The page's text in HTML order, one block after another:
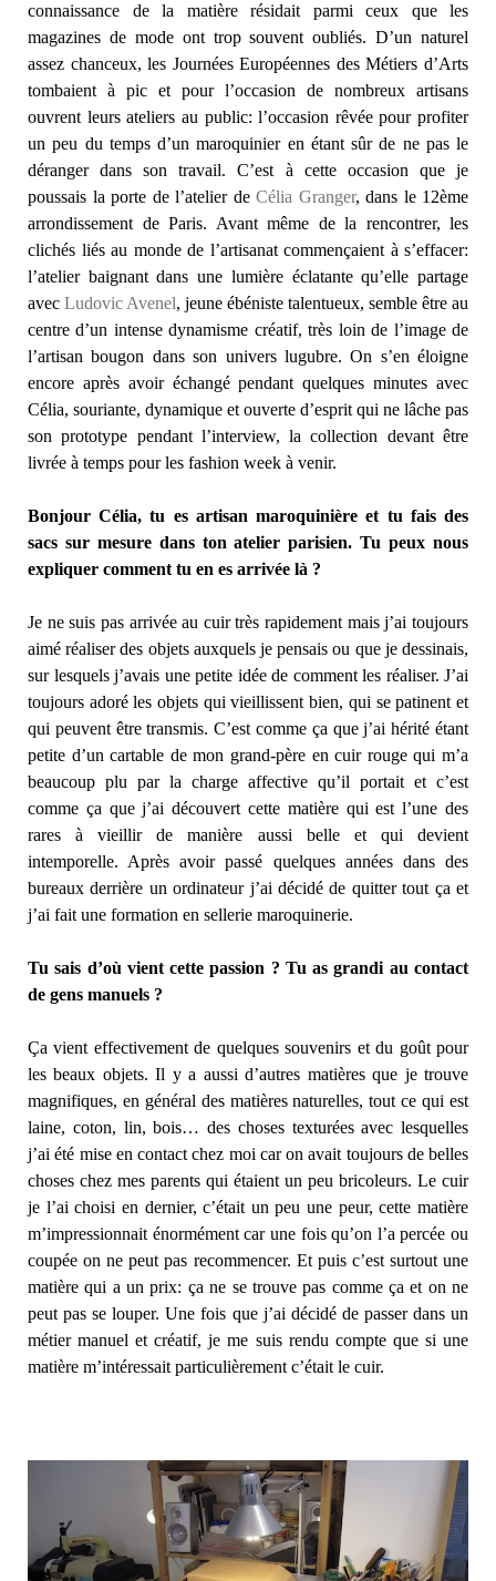
connaissance de la matière résidait parmi ceux que les
magazines de mode ont trop souvent oubliés. D’un naturel
assez chanceux, les Journées Européennes des Métiers d’Arts
tombaient à pic et pour l’occasion de nombreux artisans
ouvrent leurs ateliers au public: l’occasion rêvée pour profiter
un peu du temps d’un maroquinier en étant sûr de ne pas le
déranger dans son travail. C’est à cette occasion que je
poussais la porte de l’atelier de Célia Granger, dans le 12ème
arrondissement de Paris. Avant même de la rencontrer, les
clichés liés au monde de l’artisanat commençaient à s’effacer:
l’atelier baignant dans une lumière éclatante qu’elle partage
avec Ludovic Avenel, jeune ébéniste talentueux, semble être au
centre d’un intense dynamisme créatif, très loin de l’image de
l’artisan bougon dans son univers lugubre. On s’en éloigne
encore après avoir échangé pendant quelques minutes avec
Célia, souriante, dynamique et ouverte d’esprit qui ne lâche pas
son prototype pendant l’interview, la collection devant être
livrée à temps pour les fashion week à venir.
Bonjour Célia, tu es artisan maroquinière et tu fais des
sacs sur mesure dans ton atelier parisien. Tu peux nous
expliquer comment tu en es arrivée là ?
Je ne suis pas arrivée au cuir très rapidement mais j’ai toujours
aimé réaliser des objets auxquels je pensais ou que je dessinais,
sur lesquels j’avais une petite idée de comment les réaliser. J’ai
toujours adoré les objets qui vieillissent bien, qui se patinent et
qui peuvent être transmis. C’est comme ça que j’ai hérité étant
petite d’un cartable de mon grand-père en cuir rouge qui m’a
beaucoup plu par la charge affective qu’il portait et c’est
comme ça que j’ai découvert cette matière qui est l’une des
rares à vieillir de manière aussi belle et qui devient
intemporelle. Après avoir passé quelques années dans des
bureaux derrière un ordinateur j’ai décidé de quitter tout ça et
j’ai fait une formation en sellerie maroquinerie.
Tu sais d’où vient cette passion ? Tu as grandi au contact
de gens manuels ?
Ça vient effectivement de quelques souvenirs et du goût pour
les beaux objets. Il y a aussi d’autres matières que je trouve
magnifiques, en général des matières naturelles, tout ce qui est
laine, coton, lin, bois… des choses texturées avec lesquelles
j’ai été mise en contact chez moi car on avait toujours de belles
choses chez mes parents qui étaient un peu bricoleurs. Le cuir
je l’ai choisi en dernier, c’était un peu une peur, cette matière
m’impressionnait énormément car une fois qu’on l’a percée ou
coupée on ne peut pas recommencer. Et puis c’est surtout une
matière qui a un prix: ça ne se trouve pas comme ça et on ne
peut pas se louper. Une fois que j’ai décidé de passer dans un
métier manuel et créatif, je me suis rendu compte que si une
matière m’intéressait particulièrement c’était le cuir.